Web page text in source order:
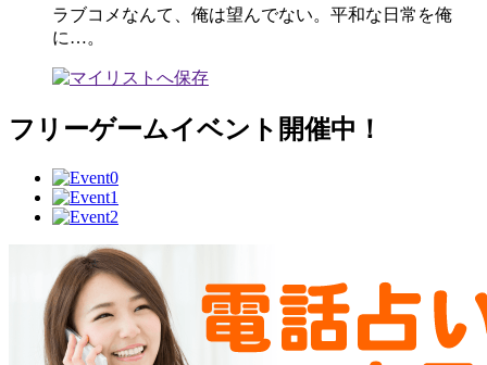
ラブコメなんて、俺は望んでない。平和な日常を俺
に…。
フリーゲームイベント開催中！